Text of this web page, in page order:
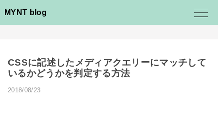
MYNT blog
CSSに記述したメディアクエリーにマッチして
いるかどうかを判定する方法
2018/08/23